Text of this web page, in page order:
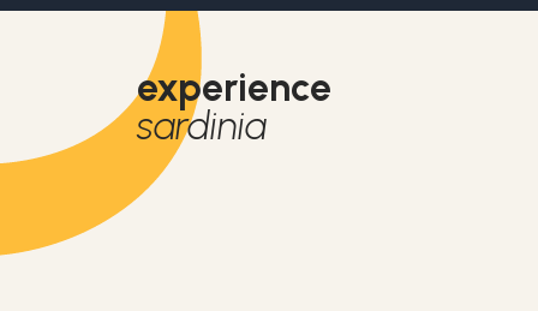
experience
sardinia